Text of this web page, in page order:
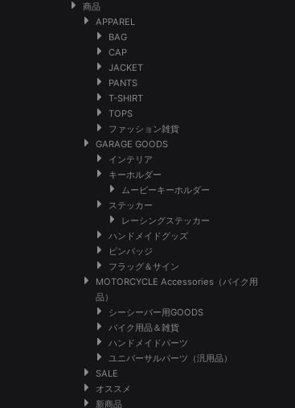
商品
APPAREL
BAG
CAP
JACKET
PANTS
T-SHIRT
TOPS
ファッション雑貨
GARAGE GOODS
インテリア
キーホルダー
ムービーキーホルダー
ステッカー
レーシングステッカー
ハンドメイドグッズ
ピンバッジ
フラッグ＆サイン
MOTORCYCLE Accessories（バイク用
品）
シーシーバー用GOODS
バイク用品＆雑貨
ハンドメイドパーツ
ユニバーサルパーツ（汎用品）
SALE
オススメ
新商品